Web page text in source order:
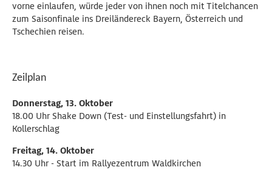
vorne einlaufen, würde jeder von ihnen noch mit Titelchancen
zum Saisonfinale ins Dreiländereck Bayern, Österreich und
Tschechien reisen.
Zeilplan
Donnerstag, 13. Oktober
18.00 Uhr Shake Down (Test- und Einstellungsfahrt) in
Kollerschlag
Freitag, 14. Oktober
14.30 Uhr - Start im Rallyezentrum Waldkirchen